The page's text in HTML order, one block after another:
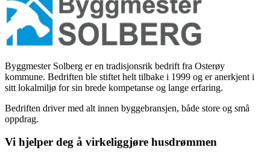
Byggmester Solberg er en tradisjonsrik bedrift fra Osterøy
kommune. Bedriften ble stiftet helt tilbake i 1999 og er anerkjent i
sitt lokalmiljø for sin brede kompetanse og lange erfaring.
Bedriften driver med alt innen byggebransjen, både store og små
oppdrag.
Vi hjelper deg å virkeliggjøre husdrømmen